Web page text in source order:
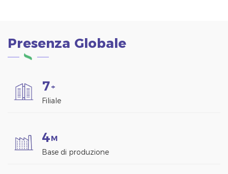
Presenza Globale
7+
Filiale
4M
Base di produzione